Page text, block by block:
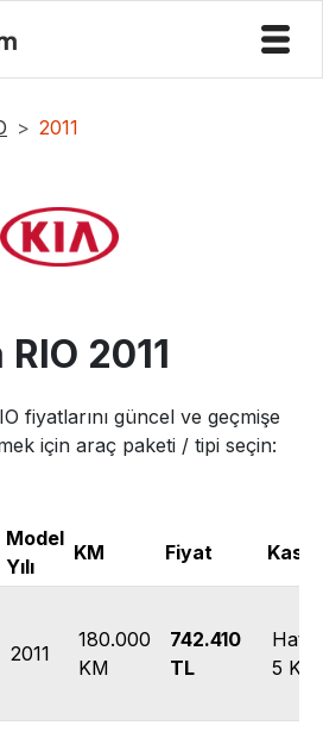
2011
RIO 2011
fiyatlarını güncel ve geçmişe
için araç paketi / tipi seçin:
Model
Yılı
KM Fiyat Kasa
2011
180.000
KM
742.410
TL
5